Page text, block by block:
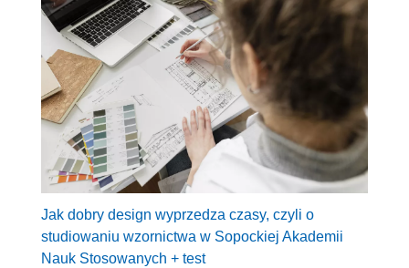
Jak dobry design wyprzedza czasy, czyli o
studiowaniu wzornictwa w Sopockiej Akademii
Nauk Stosowanych + test